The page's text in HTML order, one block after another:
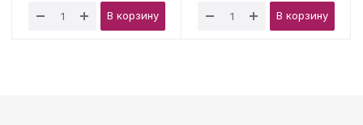
В корзину В корзину